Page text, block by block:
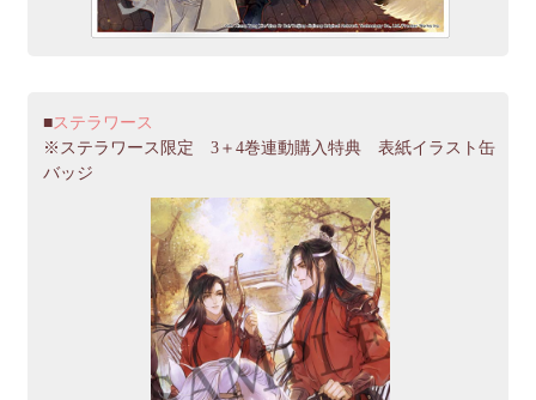
ステラワース
※ステラワース限定 3＋4巻連動購入特典 表紙イラスト缶
バッジ